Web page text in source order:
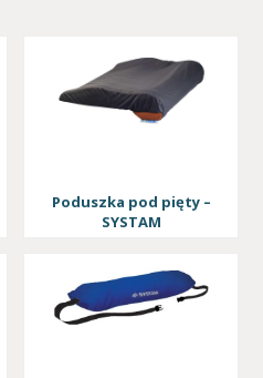
Poduszka pod pięty –
SYSTAM